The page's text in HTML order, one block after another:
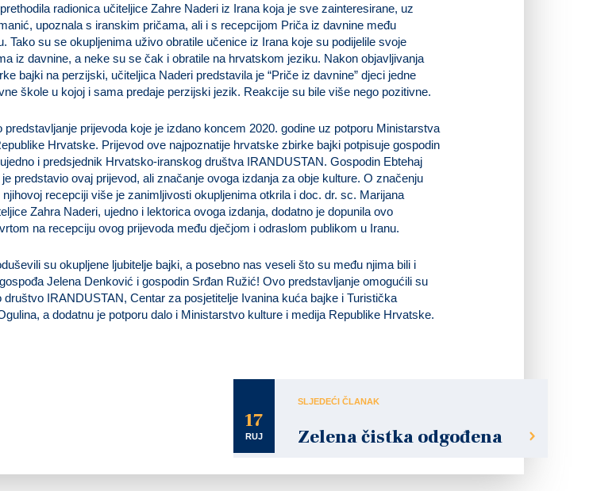
radionica učiteljice Zahre Naderi iz Irana koja je sve zainteresirane, uz
upoznala s iranskim pričama, ali i s recepcijom Priča iz davnine među
Tako su se okupljenima uživo obratile učenice iz Irana koje su podijelile svoje
iz davnine, a neke su se čak i obratile na hrvatskom jeziku. Nakon objavljivanja
bajki na perzijski, učiteljica Naderi predstavila je “Priče iz davnine” djeci jedne
škole u kojoj i sama predaje perzijski jezik. Reakcije su bile više nego pozitivne.
predstavljanje prijevoda koje je izdano koncem 2020. godine uz potporu Ministarstva
Hrvatske. Prijevod ove najpoznatije hrvatske zbirke bajki potpisuje gospodin
i predsjednik Hrvatsko-iranskog društva IRANDUSTAN. Gospodin Ebtehaj
predstavio ovaj prijevod, ali značanje ovoga izdanja za obje kulture. O značenju
recepciji više je zanimljivosti okupljenima otkrila i doc. dr. sc. Marijana
Zahra Naderi, ujedno i lektorica ovoga izdanja, dodatno je dopunila ovo
na recepciju ovog prijevoda među dječjom i odraslom publikom u Iranu.
su okupljene ljubitelje bajki, a posebno nas veseli što su među njima bili i
Jelena Denković i gospodin Srđan Ružić! Ovo predstavljanje omogućili su
IRANDUSTAN, Centar za posjetitelje Ivanina kuća bajke i Turistička
a dodatnu je potporu dalo i Ministarstvo kulture i medija Republike Hrvatske.
17
RUJ
SLJEDEĆI ČLANAK
Zelena čistka odgođena